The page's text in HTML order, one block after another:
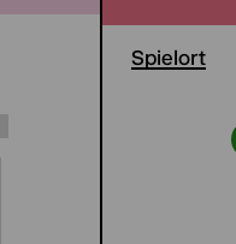
Spielort